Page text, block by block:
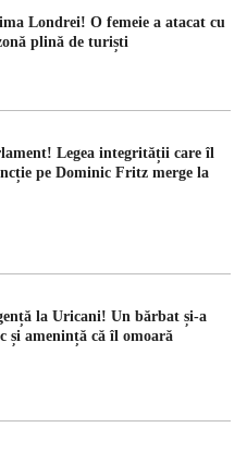
Londrei! O femeie a atacat cu
plină de turiști
Legea integrității care îl
pe Dominic Fritz merge la
la Uricani! Un bărbat și-a
și amenință că îl omoară